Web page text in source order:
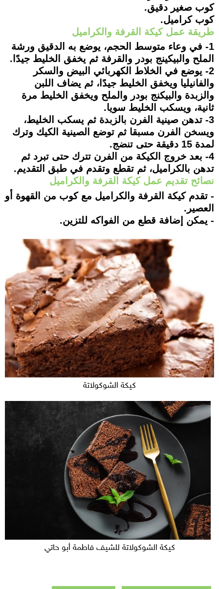
كوب صغير دقيق.
كوب كراميل.
طريقة عمل كيكة القرفة والكراميل
1- في وعاء متوسط الحجم، يوضع به الدقيق ورشة
الملح والبيكينج بودر والقرفة ثم يخفق الخليط جيدًا.
2- يوضع في الخلاط الكهربائي البيض والسكر
والفانيليا ويخفق الخليط جيدًا، ثم يضاف اللبن
والزبدة والبيكنج بودر والملح ويخفق الخليط مرة
ثانية، ويسكب الخليط سويا.
3- تدهن صينية الفرن بالزبدة ثم يسكب الخليط،
ويسخن الفرن مسبقا ثم توضع الصينية الكيك وترك
لمدة 15 دقيقة حتى تنضج.
4- بعد خروج الكيكة من الفرن تترك حتى تبرد ثم
تدهن بالكراميل، ثم تقطع وتقدم في طبق التقديم.
نصائح تقديم عمل كيكة القرفة والكراميل
- تقدم كيكة القرفة والكراميل مع كوب من القهوة أو
العصير.
- يمكن إضافة قطع من الفواكه للتزين.
كيكة الشوكولاتة
كيكة الشوكولاتة للشيف فاطمة أبو حاتي